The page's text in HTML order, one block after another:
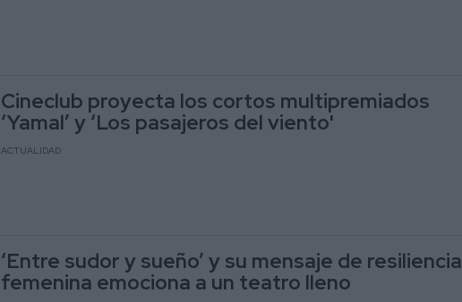
Cineclub proyecta los cortos multipremiados
‘Yamal’ y ‘Los pasajeros del viento'
ACTUALIDAD
‘Entre sudor y sueño’ y su mensaje de resiliencia
femenina emociona a un teatro lleno